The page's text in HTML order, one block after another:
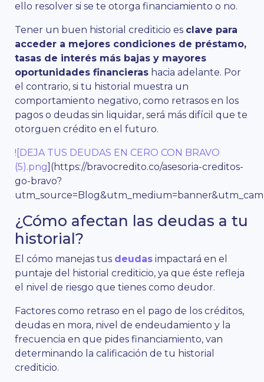
ello resolver si se te otorga financiamiento o no.
Tener un buen historial crediticio es clave para
acceder a mejores condiciones de préstamo,
tasas de interés más bajas y mayores
oportunidades financieras hacia adelante. Por
el contrario, si tu historial muestra un
comportamiento negativo, como retrasos en los
pagos o deudas sin liquidar, será más difícil que te
otorguen crédito en el futuro.
![DEJA TUS DEUDAS EN CERO CON BRAVO
(5).png](https://bravocredito.co/asesoria-creditos-
go-bravo?
¿Cómo afectan las deudas a tu
historial?
El cómo manejas tus deudas impactará en el
puntaje del historial crediticio, ya que éste refleja
el nivel de riesgo que tienes como deudor.
Factores como retraso en el pago de los créditos,
deudas en mora, nivel de endeudamiento y la
frecuencia en que pides financiamiento, van
determinando la calificación de tu historial
crediticio.